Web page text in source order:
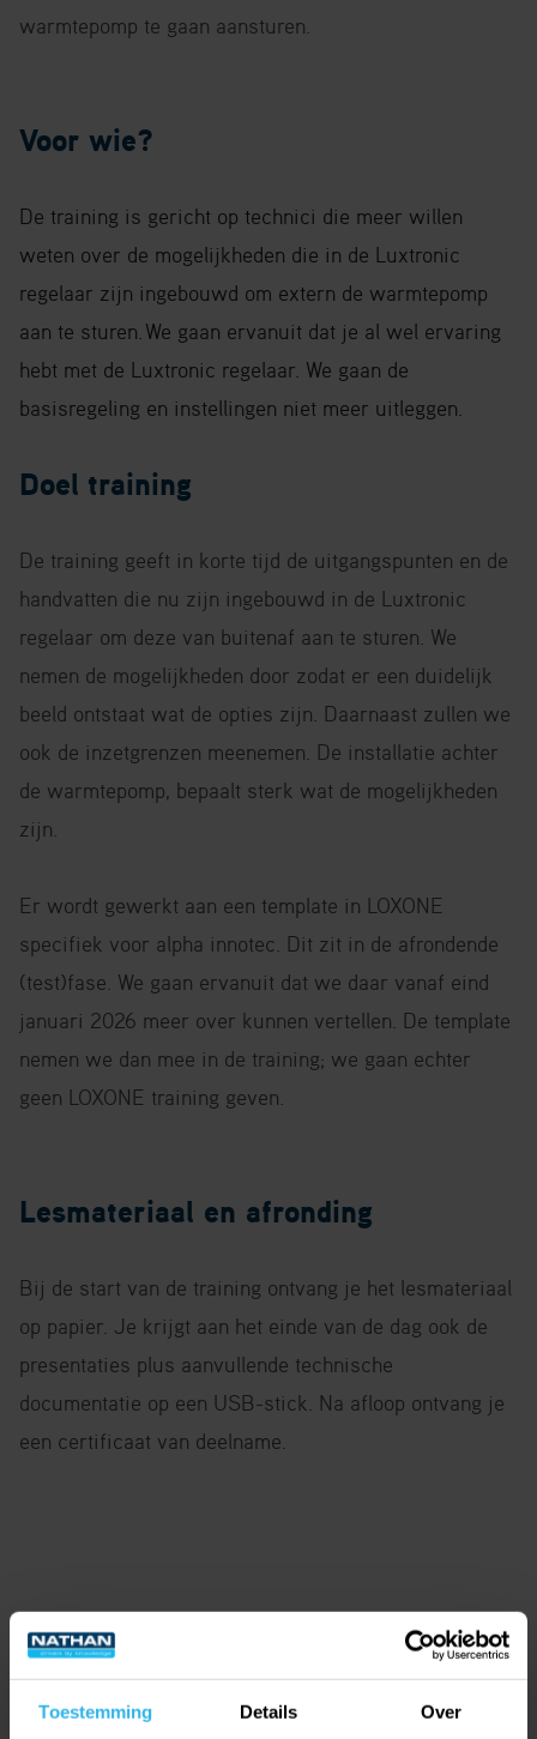
Toestemming Details Over
warmtepomp te gaan aansturen.
Voor wie?
De training is gericht op technici die meer willen
weten over de mogelijkheden die in de Luxtronic
regelaar zijn ingebouwd om extern de warmtepomp
aan te sturen. We gaan ervanuit dat je al wel ervaring
hebt met de Luxtronic regelaar. We gaan de
basisregeling en instellingen niet meer uitleggen.
Doel training
De training geeft in korte tijd de uitgangspunten en de
handvatten die nu zijn ingebouwd in de Luxtronic
regelaar om deze van buitenaf aan te sturen. We
nemen de mogelijkheden door zodat er een duidelijk
beeld ontstaat wat de opties zijn. Daarnaast zullen we
ook de inzetgrenzen meenemen. De installatie achter
de warmtepomp, bepaalt sterk wat de mogelijkheden
zijn.
Er wordt gewerkt aan een template in LOXONE
specifiek voor alpha innotec. Dit zit in de afrondende
(test)fase. We gaan ervanuit dat we daar vanaf eind
januari 2026 meer over kunnen vertellen. De template
nemen we dan mee in de training; we gaan echter
geen LOXONE training geven.
Lesmateriaal en afronding
Bij de start van de training ontvang je het lesmateriaal
op papier. Je krijgt aan het einde van de dag ook de
presentaties plus aanvullende technische
documentatie op een USB-stick. Na afloop ontvang je
een certificaat van deelname.